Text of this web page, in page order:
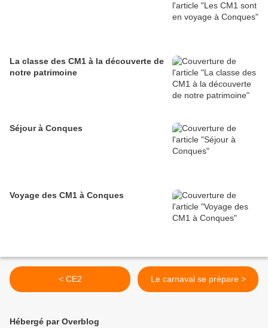
La classe des CM1 à la découverte de
notre patrimoine
Séjour à Conques
Voyage des CM1 à Conques
< CE2 Le carnaval se prépare >
Hébergé par Overblog